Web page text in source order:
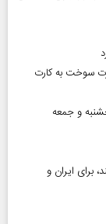
سوخت به کارت
و جمعه
برای ایران و